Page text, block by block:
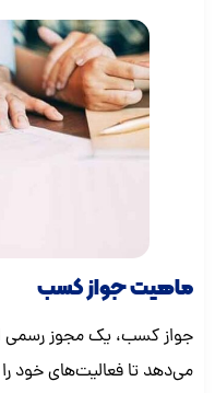
ماهیت جواز کسب
جواز کسب، یک مجوز رسمی
می‌دهد تا فعالیت‌های خود